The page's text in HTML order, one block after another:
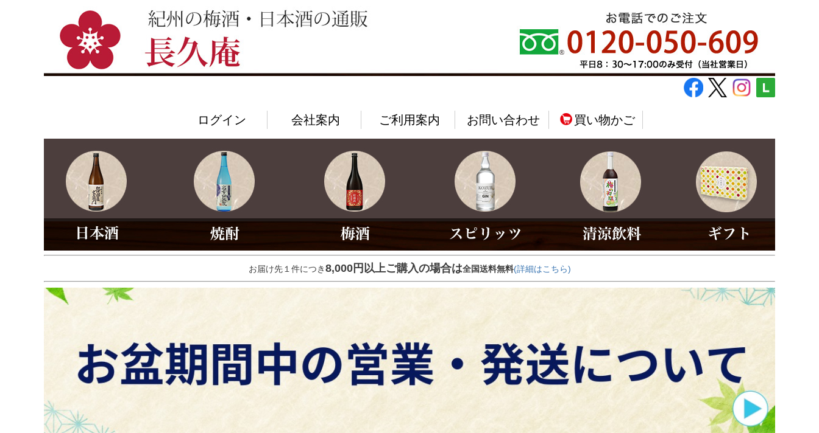
ログイン 会社案内 ご利用案内 お問い合わせ 買い物かご
お届け先１件につき8,000円以上ご購入の場合は全国送料無料(詳細はこちら)